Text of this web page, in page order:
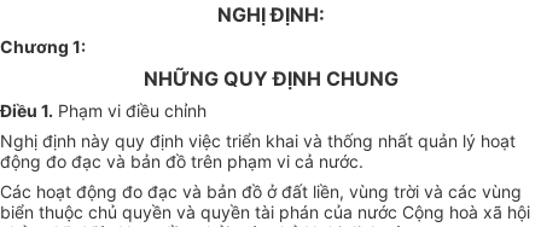
NGHỊ ĐỊNH:
Chương 1:
NHỮNG QUY ĐỊNH CHUNG
Điều 1. Phạm vi điều chỉnh
Nghị định này quy định việc triển khai và thống nhất quản lý hoạt
động đo đạc và bản đồ trên phạm vi cả nước.
Các hoạt động đo đạc và bản đồ ở đất liền, vùng trời và các vùng
biển thuộc chủ quyền và quyền tài phán của nước Cộng hoà xã hội